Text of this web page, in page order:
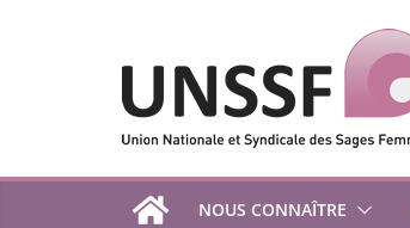
NOUS CONNAÎTRE